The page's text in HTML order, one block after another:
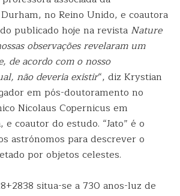
no Reino Unido, e coautora
publicado hoje na revista Nature
observações revelaram um
de acordo com o nosso
não deveria existir“, diz Krystian
em pós-doutoramento no
Nicolaus Copernicus em
e coautor do estudo. “Jato” é o
astrónomos para descrever o
por objetos celestes.
situa-se a 730 anos-luz de